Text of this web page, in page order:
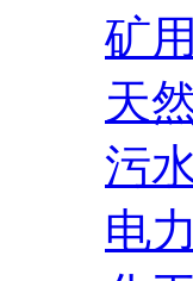
矿
天
污
电